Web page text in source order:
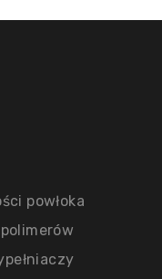
powłoka